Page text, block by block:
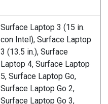
Surface Laptop 3 (15 in.
con Intel), Surface Laptop
3 (13.5 in.), Surface
Laptop 4, Surface Laptop
5, Surface Laptop Go,
Surface Laptop Go 2,
Surface Laptop Go 3,